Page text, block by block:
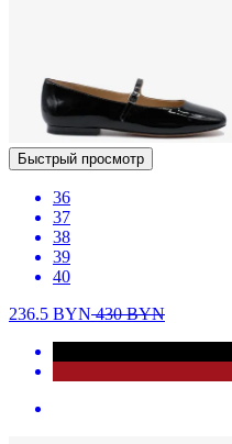
Быстрый просмотр
36
37
38
39
40
236.5 BYN430BYN